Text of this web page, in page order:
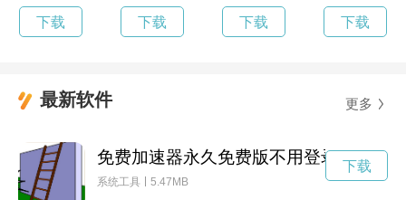
下载 下载 下载 下载
最新软件 更多
免费加速器永久免费版不用登录
系统工具 5.47MB
下载